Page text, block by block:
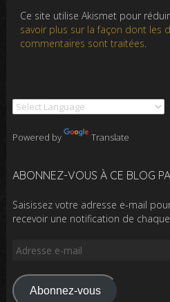
Ce site utilise Akismet pour
savoir plus sur la façon dont les
commentaires sont traitées.
Powered by Translate
ABONNEZ-VOUS À CE BLOG
Saisissez votre adresse e-mail
recevoir une notification de
Adresse
mail
Abonnez-vous